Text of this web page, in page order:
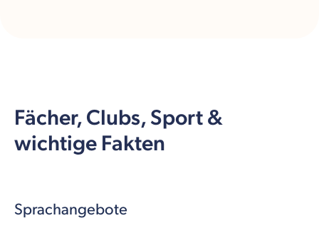
Fächer, Clubs, Sport &
wichtige Fakten
Sprachangebote